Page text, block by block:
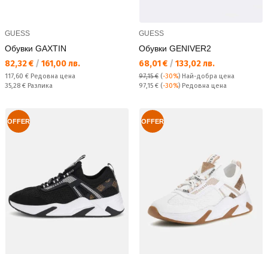
GUESS
Обувки GAXTIN
Текуща цена:
82,32 € / 161,00 лв.
Редовна цена:
117,60 € Редовна цена
Спестявате:
35,28 € Разлика
GUESS
Обувки GENIVER2
Текуща цена:
68,01 € / 133,02 лв.
97,15 € (-30%) Най-добра цена
Редовна цена:
97,15 € (-30%) Редовна цена
OFFER OFFER